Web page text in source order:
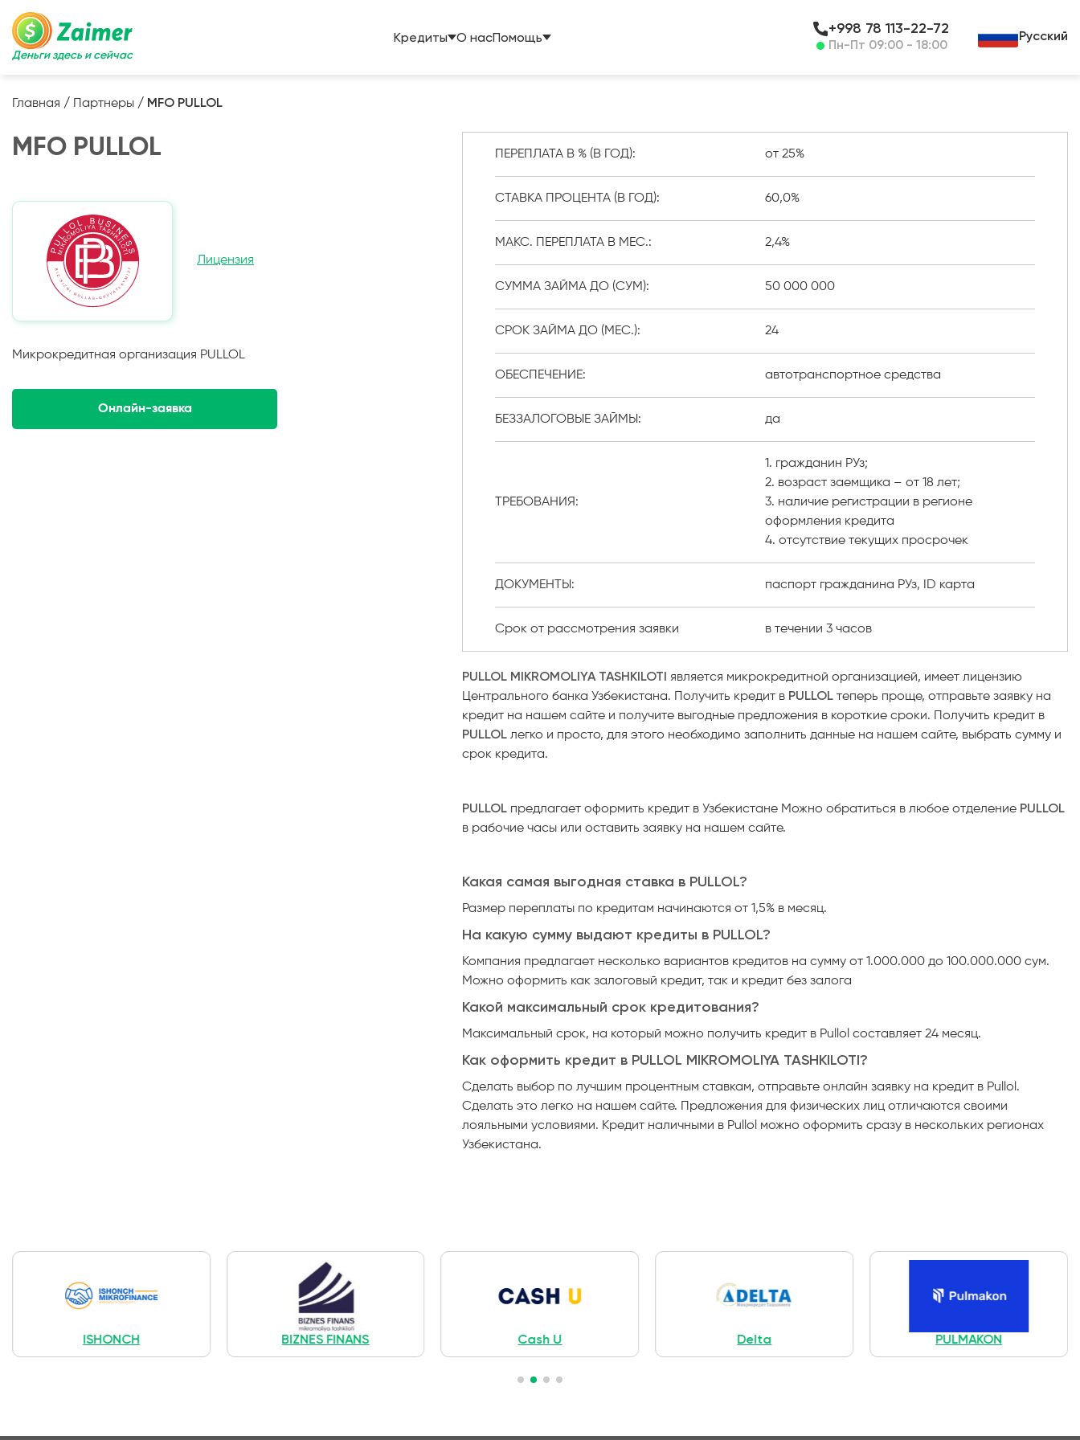
Деньги здесь и сейчас
Кредиты О насПомощь
+998 78 113-22-72
Пн-Пт 09:00 - 18:00
Русский
Главная / Партнеры / MFO PULLOL
MFO PULLOL
Лицензия
Микрокредитная организация PULLOL
Онлайн-заявка
ПЕРЕПЛАТА В % (В ГОД): от 25%
СТАВКА ПРОЦЕНТА (В ГОД): 60,0%
МАКС. ПЕРЕПЛАТА В МЕС.: 2,4%
СУММА ЗАЙМА ДО (СУМ): 50 000 000
СРОК ЗАЙМА ДО (МЕС.): 24
ОБЕСПЕЧЕНИЕ: автотранспортное средства
БЕЗЗАЛОГОВЫЕ ЗАЙМЫ: да
ТРЕБОВАНИЯ:
1. гражданин РУз;
2. возраст заемщика – от 18 лет;
3. наличие регистрации в регионе
оформления кредита
4. отсутствие текущих просрочек
ДОКУМЕНТЫ: паспорт гражданина РУз, ID карта
Срок от рассмотрения заявки в течении 3 часов
PULLOL MIKROMOLIYA TASHKILOTI
является микрокредитной организацией, имеет лицензию
Центрального банка Узбекистана. Получить кредит в PULLOL теперь проще, отправьте заявку на
кредит на нашем сайте и получите выгодные предложения в короткие сроки. Получить кредит в
PULLOL легко и просто, для этого необходимо заполнить данные на нашем сайте, выбрать сумму и
срок кредита.
PULLOL предлагает оформить кредит в Узбекистане Можно обратиться в любое отделение PULLOL
в рабочие часы или оставить заявку на нашем сайте.
Какая самая выгодная ставка в PULLOL?
Размер переплаты по кредитам начинаются от 1,5% в месяц.
На какую сумму выдают кредиты в PULLOL?
Компания предлагает несколько вариантов кредитов на сумму от 1.000.000 до 100.000.000 сум.
Можно оформить как залоговый кредит, так и кредит без залога
Какой максимальный срок кредитования?
Максимальный срок, на который можно получить кредит в Pullol составляет 24 месяц.
Как оформить кредит в PULLOL MIKROMOLIYA TASHKILOTI?
Cделать выбор по лучшим процентным ставкам, отправьте онлайн заявку на кредит в Pullol.
Сделать это легко на нашем сайте. Предложения для физических лиц отличаются своими
лояльными условиями. Кредит наличными в Pullol можно оформить сразу в нескольких регионах
Узбекистана.
BIZNES FINANS